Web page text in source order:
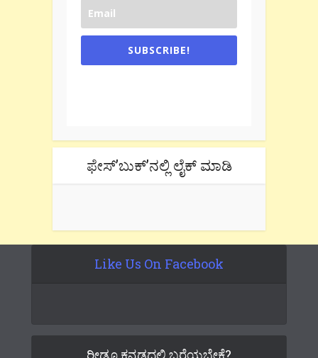
SUBSCRIBE!
ಫೇಸ್’ಬುಕ್’ನಲ್ಲಿ ಲೈಕ್ ಮಾಡಿ
Like Us On Facebook
ರೀಡೂ ಕನ್ನಡದಲ್ಲಿ ಬರೆಯಬೇಕೆ?